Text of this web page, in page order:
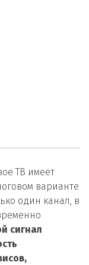
ТВ имеет
варианте
один канал, в
сигнал